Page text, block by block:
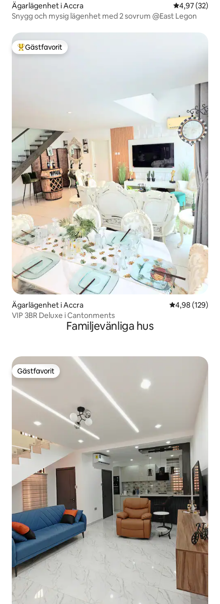
Ägarlägenhet i Accra 4,97 av 5 i
4,97 (32)
Snygg och mysig lägenhet med 2 sovrum @East Legon
Populär gästfavorit
Gästfavorit
Ägarlägenhet i Accra 4,98 av 5 i
4,98 (129)
VIP 3BR Deluxe i Cantonments
Familjevänliga hus
Gästfavorit
Gästfavorit